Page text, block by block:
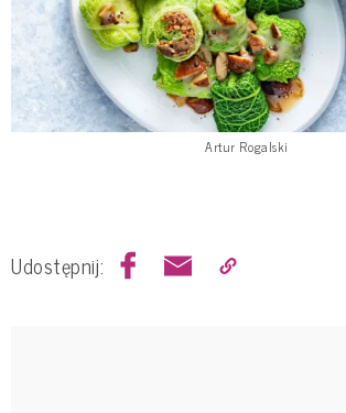
Artur Rogalski
Udostępnij: